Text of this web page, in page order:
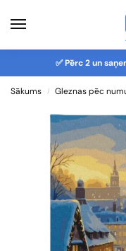
✅ Pērc 2 un
Sākums / Gleznas pēc